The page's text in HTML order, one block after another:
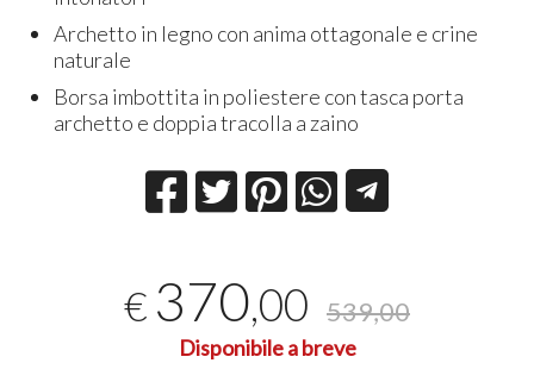
Archetto in legno con anima ottagonale e crine
naturale
Borsa imbottita in poliestere con tasca porta
archetto e doppia tracolla a zaino
€ 370,00 539,00
Disponibile a breve